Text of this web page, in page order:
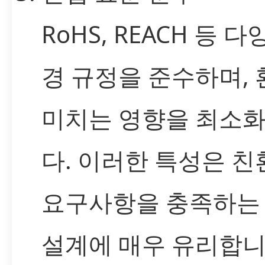
RoHS, REACH 등 다
경 규정을 준수하며,
미치는 영향을 최소
다. 이러한 특성은 친
요구사항을 충족하
설계에 매우 유리합